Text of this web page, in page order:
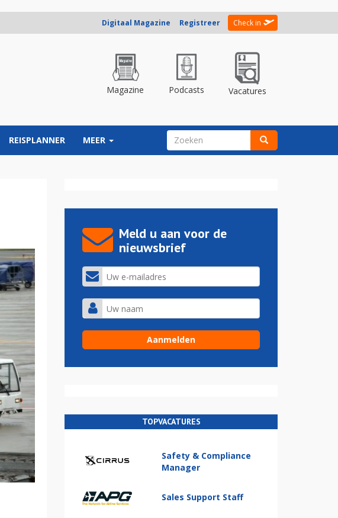
Digitaal Magazine Registreer Check in
Magazine Podcasts Vacatures
REISPLANNER MEER ZOEKVELD
Meld u aan voor de
nieuwsbrief
TOPVACATURES
Safety & Compliance
Manager
Sales Support Staff